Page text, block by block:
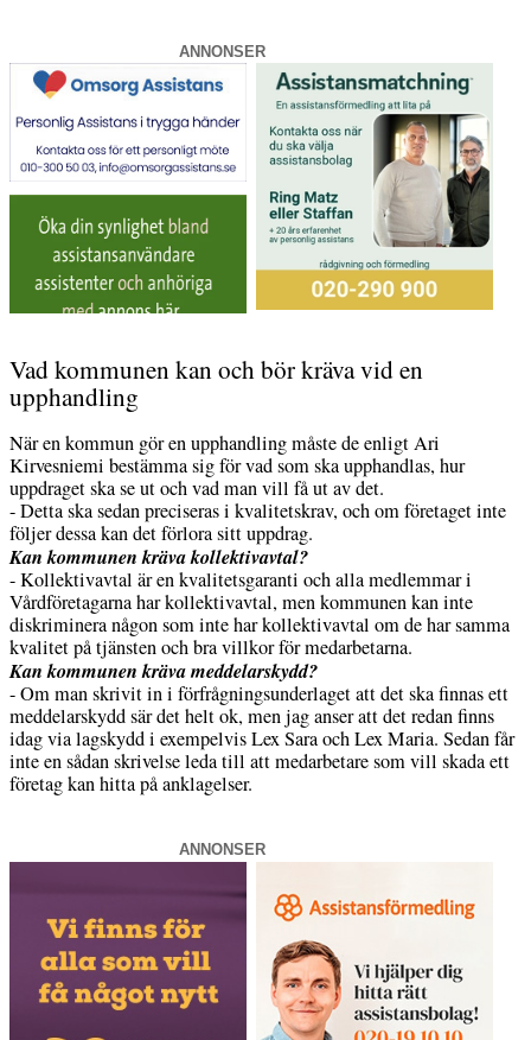
ANNONSER
Vad kommunen kan och bör kräva vid en
upphandling
När en kommun gör en upphandling måste de enligt Ari
Kirvesniemi bestämma sig för vad som ska upphandlas, hur
uppdraget ska se ut och vad man vill få ut av det.
- Detta ska sedan preciseras i kvalitetskrav, och om företaget inte
följer dessa kan det förlora sitt uppdrag.
Kan kommunen kräva kollektivavtal?
- Kollektivavtal är en kvalitetsgaranti och alla medlemmar i
Vårdföretagarna har kollektivavtal, men kommunen kan inte
diskriminera någon som inte har kollektivavtal om de har samma
kvalitet på tjänsten och bra villkor för medarbetarna.
Kan kommunen kräva meddelarskydd?
- Om man skrivit in i förfrågningsunderlaget att det ska finnas ett
meddelarskydd sär det helt ok, men jag anser att det redan finns
idag via lagskydd i exempelvis Lex Sara och Lex Maria. Sedan får
inte en sådan skrivelse leda till att medarbetare som vill skada ett
företag kan hitta på anklagelser.
ANNONSER